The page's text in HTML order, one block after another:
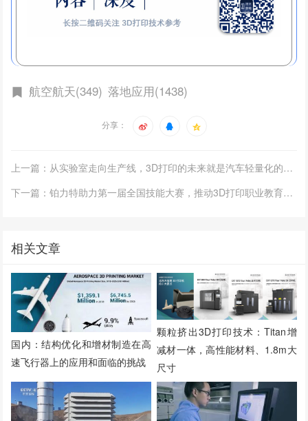
航空航天(349) 落地应用(1438)
分享：
上一篇：从实验室走向生产线，3D打印的未来就是汽车轻量化的未来
下一篇：铂力特助力第一届全国技能大赛，推动3D打印职业教育向更高水平发展
相关文章
国内：结构优化和增材制造在高
速飞行器上的应用和面临的挑战
颗粒挤出3D打印技术：Titan增
减材一体，高性能材料、1.8m大
尺寸